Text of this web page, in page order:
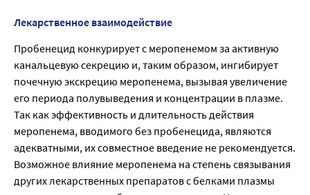
Лекарственное взаимодействие
Пробенецид конкурирует с меропенемом за активную
канальцевую секрецию и, таким образом, ингибирует
почечную экскрецию меропенема, вызывая увеличение
его периода полувыведения и концентрации в плазме.
Так как эффективность и длительность действия
меропенема, вводимого без пробенецида, являются
адекватными, их совместное введение не рекомендуется.
Возможное влияние меропенема на степень связывания
других лекарственных препаратов с белками плазмы